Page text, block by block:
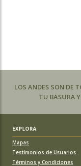
LOS ANDES SON DE
TU BASURA
EXPLORA
Mapas
Testimonios de Usuarios
Términos y Condiciones